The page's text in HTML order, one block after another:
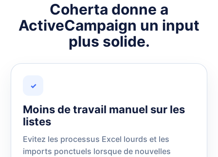
Coherta donne a
ActiveCampaign un input
plus solide.
✓
Moins de travail manuel sur les
listes
Evitez les processus Excel lourds et les
imports ponctuels lorsque de nouvelles